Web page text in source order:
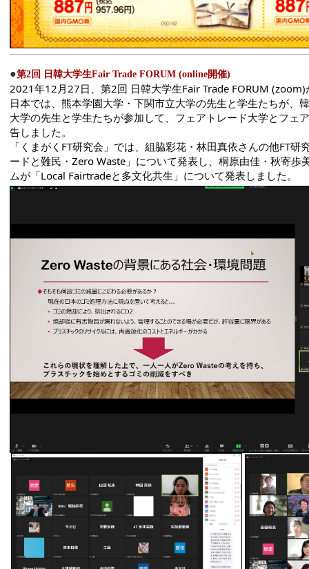
●第2回 日韓大学生Fair Trade FORUM (online開催)
2021年12月27日、第2回 日韓大学生Fair Trade FORUM (zoom)
日本では、熊本学園大学・下関市立大学の先生と学生たちが、
大学の先生と学生たちが参加して、フェアトレード大学とフェ
告しました。
「くまがくFT研究会」では、組脇彩花・林田真依さんの他FT
ードと難民・Zero Waste」について発表し、桐原由佳・秋寄歩
ムが「Local Fairtradeと多文化共生」について発表しました。